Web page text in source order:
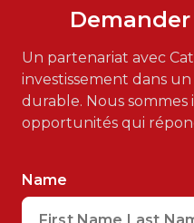
Un partenariat avec
investissement dans
durable. Nous sommes
opportunités qui
Name